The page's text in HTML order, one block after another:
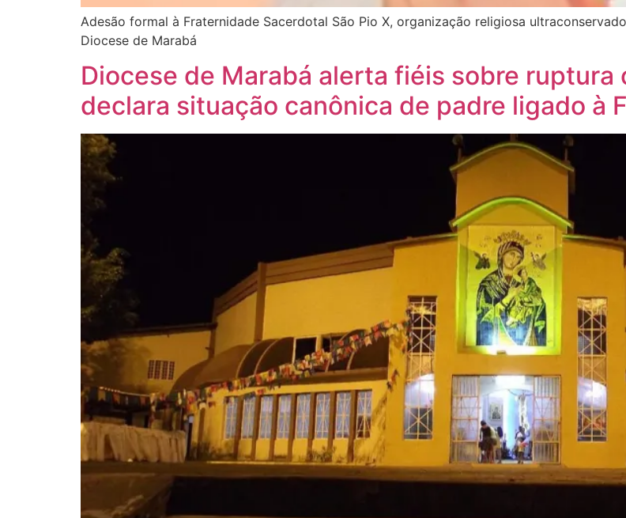
Adesão formal à Fraternidade Sacerdotal São Pio X, organização religiosa
Diocese de Marabá
Diocese de Marabá alerta fiéis sobre ruptura
declara situação canônica de padre ligado à